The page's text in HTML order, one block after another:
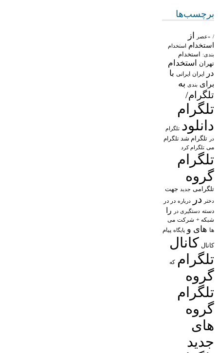
برچسب‌ها
/ «عصر از
استخدام استخدام
بندی: استخدام
تهران
استخدام
در
ایران ایرانی با
برای بندی به
تلگرام/
تلگرام
دانلود تلگرام
در تلگرام شد تلگرام
می تلگرام کرد
تلگرام
گروه
تلگرامی جدید جهت
دختر در درباره در در
دسته دستگیری در را
شبکه + شرکت می
ها های و پایگاه پیام
کانال کانال
تلگرام که
گروه
تلگرام
گروه
های
جدید